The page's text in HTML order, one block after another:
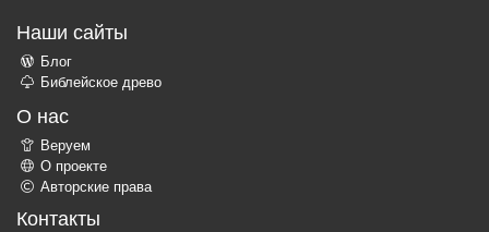
Наши сайты
Блог
Библейское древо
О нас
Веруем
О проекте
Авторские права
Контакты